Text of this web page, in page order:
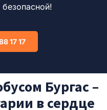
17 17
Бургас –
в сердце